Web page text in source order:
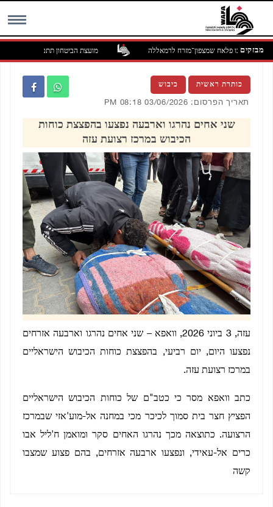
מבזקים
אבו פלאח שמצפון־מזרח לרמאללה מועצת הביטחון תתכנס ביום שלישי
כותרת ראשית כיבוש
תאריך הפרסום: 03/06/2026 08:18 PM
שני אחים נהרגו וארבעה נפצעו בהפצצת כוחות
הכיבוש במרכז רצועת עזה
עזה, 3 ביוני 2026, וואפא – שני אחים נהרגו וארבעה אזרחים
נפצעו היום, יום רביעי, בהפצצת כוחות הכיבוש הישראליים
במרכז רצועת עזה.
כתב וואפא מסר כי כטב"ם של כוחות הכיבוש הישראליים
הפציץ חצר בית סמוך לכיכר מכי במחנה אל-מוע'אזי שבמרכז
הרצועה. כתוצאה מכך נהרגו האחים סקר ומואמן ח'ליל אבו
כרים אל-עאידי, ונפצעו ארבעה אזרחים, בהם פצוע שמצבו
קשה